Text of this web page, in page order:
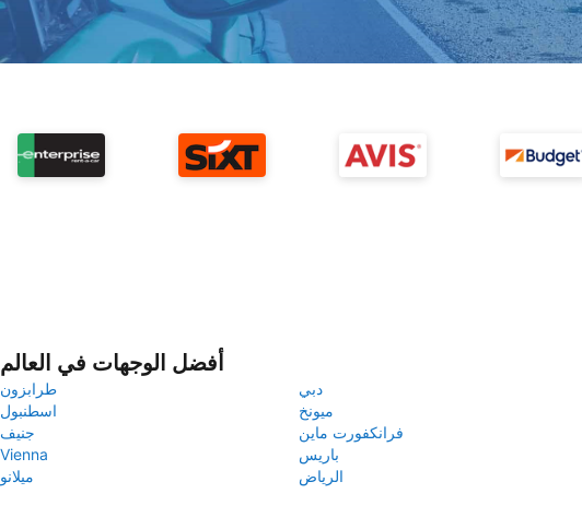
أفضل الوجهات في العالم
طرابزون
دبي
اسطنبول
ميونخ
جنيف
فرانكفورت ماين
Vienna
باريس
ميلانو
الرياض